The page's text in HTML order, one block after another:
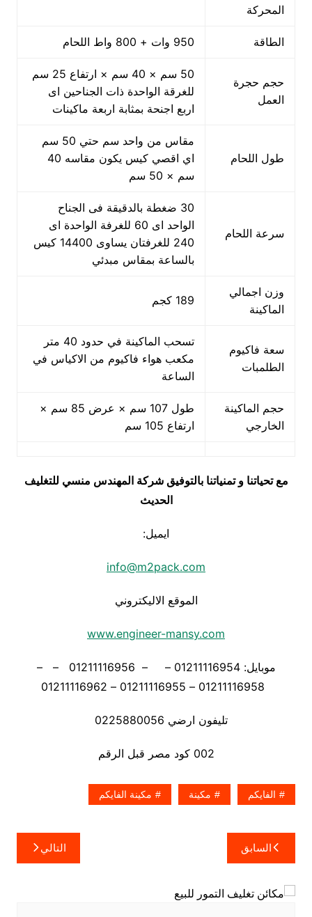
المحركة
الطاقة 950 وات + 800 واط اللحام
حجم حجرة
العمل
50 سم × 40 سم × ارتفاع 25 سم
للغرقة الواحدة ذات الجناحين اى
اربع اجنحة بمثابة اربعة ماكينات
طول اللحام
مقاس من واحد سم حتي 50 سم
اي اقصي كيس يكون مقاسه 40
سم × 50 سم
سرعة اللحام
30 ضغطة بالدقيقة فى الجناح
الواحد اى 60 للغرفة الواحدة اى
240 للغرفتان يساوى 14400 كيس
بالساعة بمقاس مبدئي
وزن اجمالي
الماكينة
189 كجم
سعة فاكيوم
الطلمبات
تسحب الماكينة في حدود 40 متر
مكعب هواء فاكيوم من الاكياس في
الساعة
حجم الماكينة
الخارجي
طول 107 سم × عرض 85 سم ×
ارتفاع 105 سم
مع تحياتنا و تمنياتنا بالتوفيق شركة المهندس منسي للتغليف
الحديث
ايميل:
info@m2pack.com
الموقع الاليكتروني
www.engineer-mansy.com
موبايل: 01211116954 – – 01211116956 – –
تليفون ارضي 0225880056
002 كود مصر قبل الرقم
الفايكم مكينة مكينة الفايكم
تصفّح
المقالات
السابق التالي